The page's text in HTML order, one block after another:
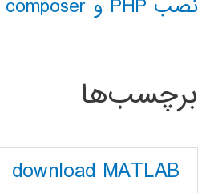
نصب PHP و composer در ویندوز 10
برچسب‌ها
download MATLAB